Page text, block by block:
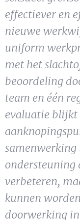
Uitgelicht
BLOG
Podcast
effectiever en
nieuwe
uniform
met het
beoordeling
team en één
evaluatie
samenwerking
ondersteuning
verbeteren,
kunnen
doorwerking